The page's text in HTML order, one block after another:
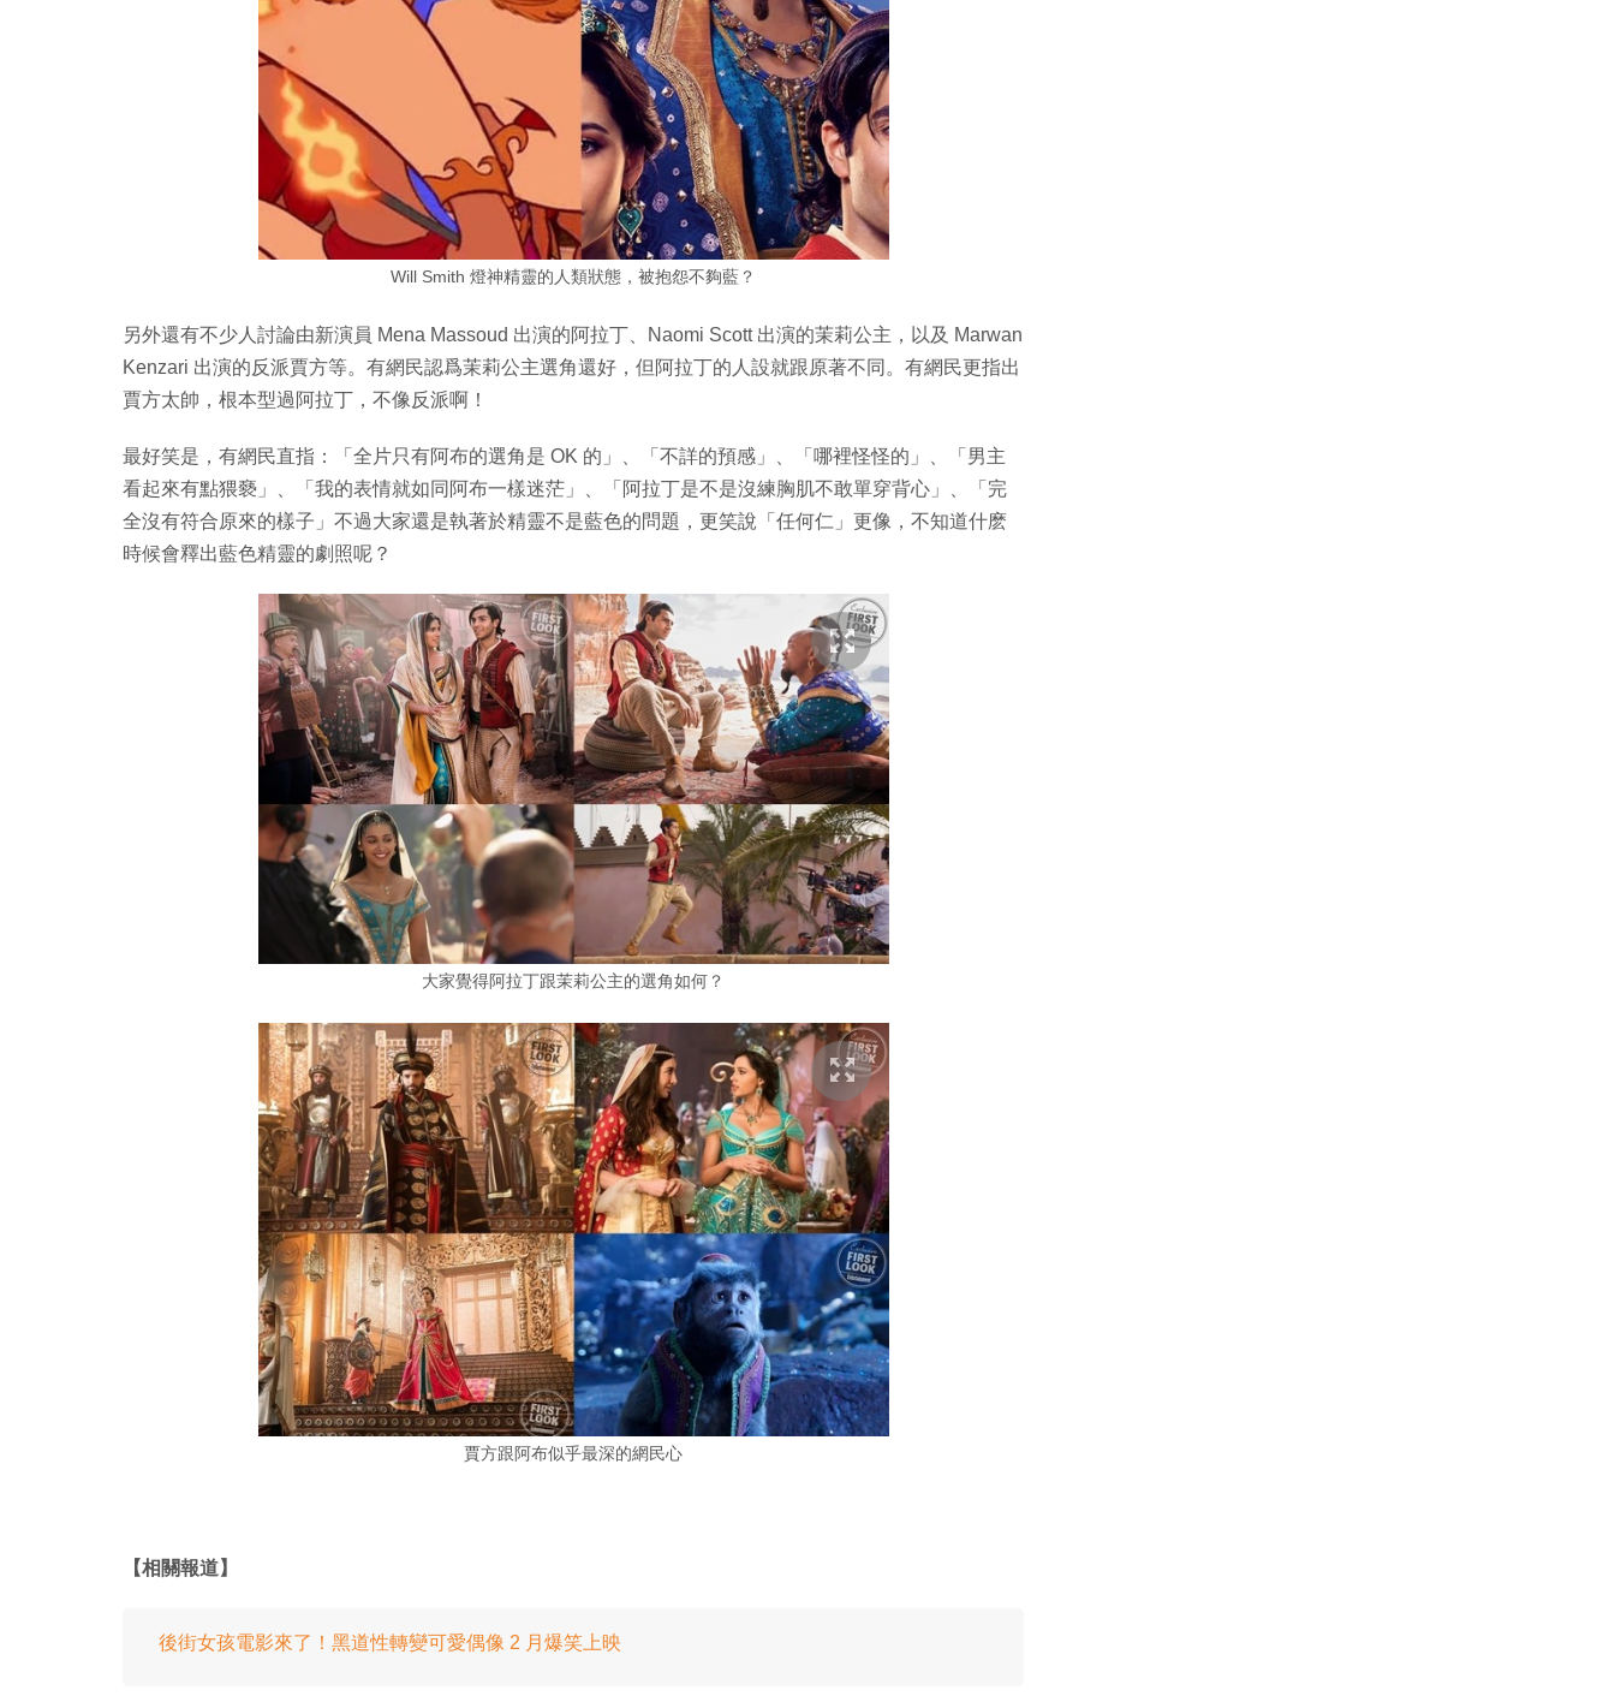
Will Smith 燈神精靈的人類狀態，被抱怨不夠藍？
另外還有不少人討論由新演員 Mena Massoud 出演的阿拉丁、Naomi Scott 出演的茉莉公主，以及 Marwan
Kenzari 出演的反派賈方等。有網民認爲茉莉公主選角還好，但阿拉丁的人設就跟原著不同。有網民更指出
賈方太帥，根本型過阿拉丁，不像反派啊！
最好笑是，有網民直指：「全片只有阿布的選角是 OK 的」、「不詳的預感」、「哪裡怪怪的」、「男主
看起來有點猥褻」、「我的表情就如同阿布一樣迷茫」、「阿拉丁是不是沒練胸肌不敢單穿背心」、「完
全沒有符合原來的樣子」不過大家還是執著於精靈不是藍色的問題，更笑說「任何仁」更像，不知道什麽
時候會釋出藍色精靈的劇照呢？
大家覺得阿拉丁跟茉莉公主的選角如何？
賈方跟阿布似乎最深的網民心
【相關報道】
後街女孩電影來了！黑道性轉變可愛偶像 2 月爆笑上映